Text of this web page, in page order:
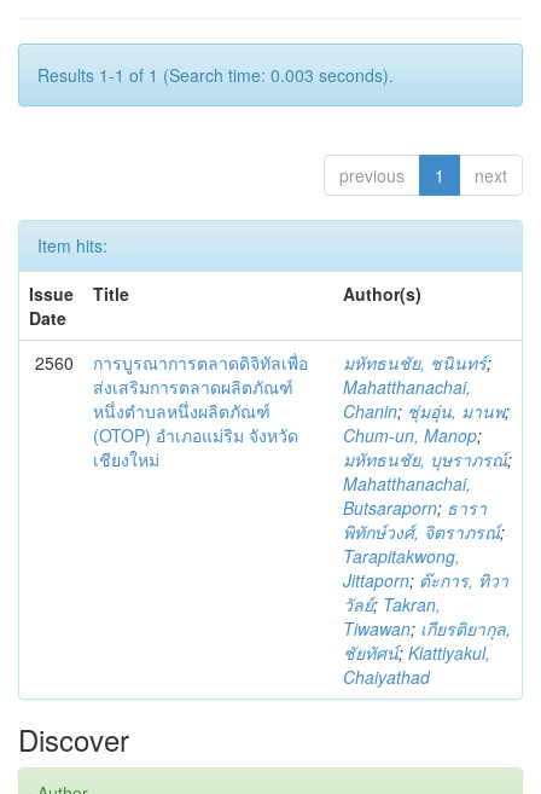
Results 1-1 of 1 (Search time: 0.003 seconds).
previous 1 next
Item hits:
Issue
Date
Title Author(s)
2560
การบูรณาการตลาดดิจิทัลเพื่อ
ส่งเสริมการตลาดผลิตภัณฑ์
หนึ่งตำบลหนึ่งผลิตภัณฑ์
(OTOP) อำเภอแม่ริม จังหวัด
เชียงใหม่
มหัทธนชัย, ชนินทร์;
Mahatthanachai,
Chanin; ชุ่มอุ่น, มานพ;
Chum-un, Manop;
มหัทธนชัย, บุษราภรณ์;
Mahatthanachai,
Butsaraporn; ธารา
พิทักษ์วงศ์, จิตราภรณ์;
Tarapitakwong,
Jittaporn; ต๊ะการ, ทิวา
วัลย์; Takran,
Tiwawan; เกียรติยากุล,
ชัยทัศน์; Kiattiyakul,
Chaiyathad
Discover